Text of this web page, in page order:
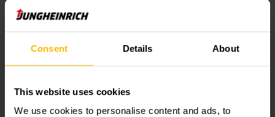
Consent Details About
This website uses cookies
We use cookies to personalise content and ads, to
Económico balance energético
Disponible con tecnología Li-Ion